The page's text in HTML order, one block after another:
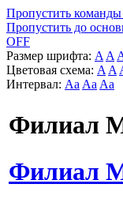
Пропустить
Пропустить до
OFF
Размер шрифта: A A
Цветовая схема: A A
Интервал: Aa Aa Aa
Филиал
Филиал